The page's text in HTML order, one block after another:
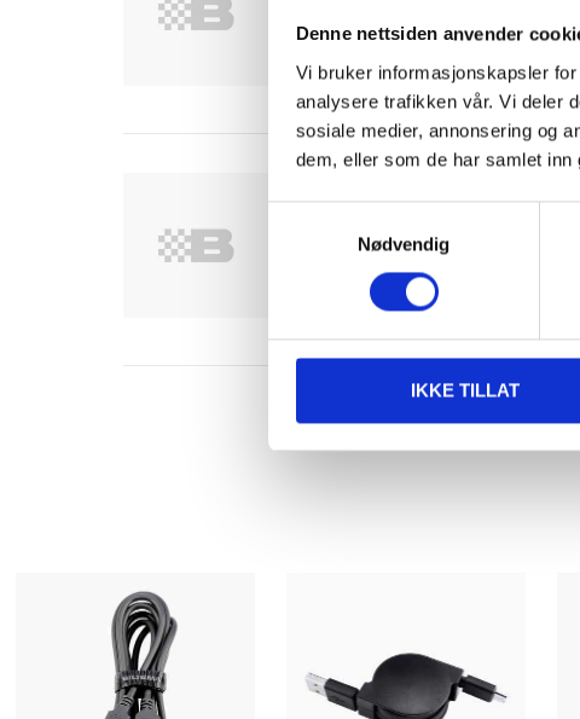
Denne nettsiden anvender
Vi bruker informasjonskapsler
analysere trafikken vår. Vi deler
sosiale medier, annonsering og
dem, eller som de har samlet
Nødvendig
IKKE TILLAT
Kabellengde: 1m
Finnes på lager i1varehus
Kabellengde
Finnes på lager i1